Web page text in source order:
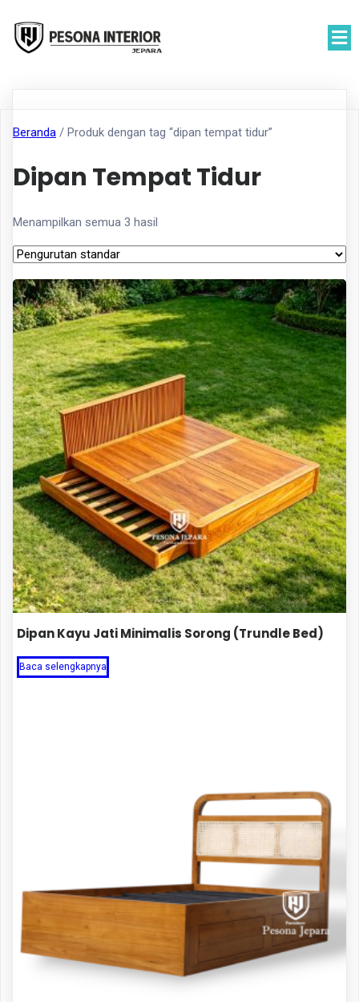
Beranda / Produk dengan tag “dipan tempat tidur”
Dipan Tempat Tidur
Menampilkan semua 3 hasil
Dipan Kayu Jati Minimalis Sorong (Trundle Bed)
Baca selengkapnya